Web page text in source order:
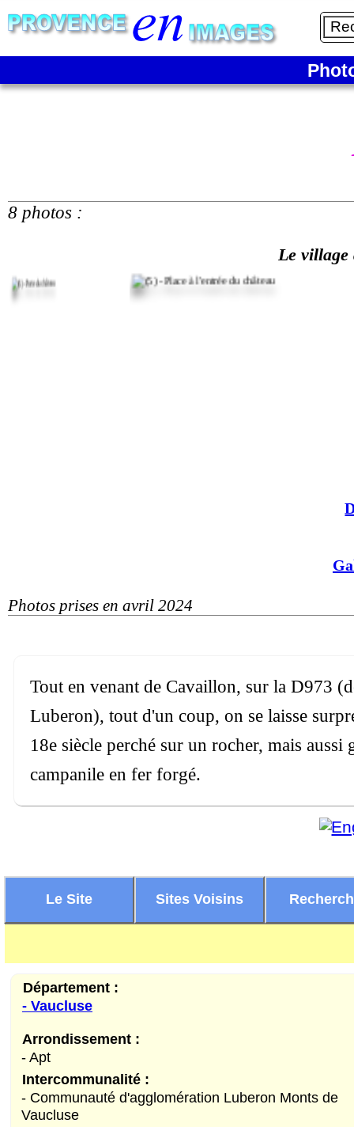
8 photos :
Le village
Photos prises en avril 2024
Tout en venant de Cavaillon, sur la D973
Luberon), tout d'un coup, on se laisse
18e siècle perché sur un rocher, mais
campanile en fer forgé.
Le Site Sites Voisins
Département :
- Vaucluse
Arrondissement :
- Apt
Intercommunalité :
- Communauté d'agglomération Luberon Monts de
Vaucluse